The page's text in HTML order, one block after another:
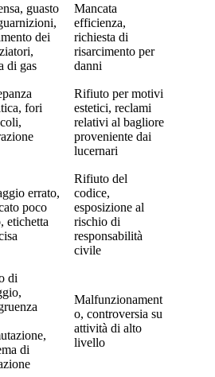
guasto
dei
di gas
Mancata
efficienza,
richiesta di
risarcimento per
danni
fori
Rifiuto per motivi
estetici, reclami
relativi al bagliore
proveniente dai
lucernari
errato,
poco
etichetta
Rifiuto del
codice,
esposizione al
rischio di
responsabilità
civile
di
di
Malfunzionament
o, controversia su
attività di alto
livello